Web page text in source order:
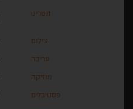
תסריט
צילום
עריכה
מוזיקה
פסטיבלים